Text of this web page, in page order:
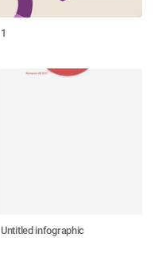
1
Untitled infographic